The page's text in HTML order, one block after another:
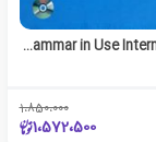
English Grammar in Use Intermediate 5th
1،850،000
1،572،500